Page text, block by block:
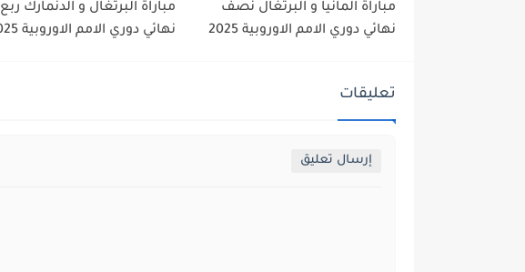
مباراة المانيا و البرتغال نصف
نهائي دوري الامم الاوروبية 2025
مباراة البرتغال و الدنمارك ربع
نهائي دوري الامم الاوروبية 2025
تعليقات
إرسال تعليق